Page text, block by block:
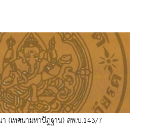
(เทศนามหาปัฎฐาน) สพ.บ.143/7